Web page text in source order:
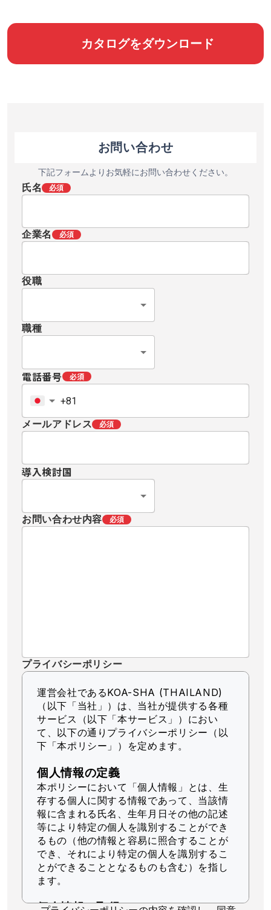
カタログをダウンロード
お問い合わせ
下記フォームよりお気軽にお問い合わせください。
氏名 必須
企業名 必須
役職
職種
電話番号 必須
メールアドレス 必須
導入検討国
お問い合わせ内容 必須
プライバシーポリシー
運営会社であるKOA-SHA (THAILAND)
（以下「当社」） は、当社が提供する各種
サービス（以下「本サービス」）におい
て、以下の通りプライバシーポリシー（以
下「本ポリシー」）を定めます。
個人情報の定義
本ポリシーにおいて「個人情報」とは、生
存する個人に関する情報であって、当該情
報に含まれる氏名、生年月日その他の記述
等により特定の個人を識別することができ
るもの（他の情報と容易に照合することが
でき、それにより特定の個人を識別するこ
とができることとなるものも含む）を指し
ます。